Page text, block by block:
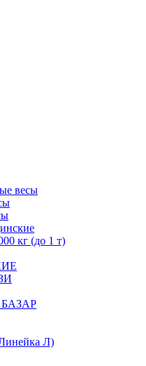
весы
кг (до 1 т)
Л)